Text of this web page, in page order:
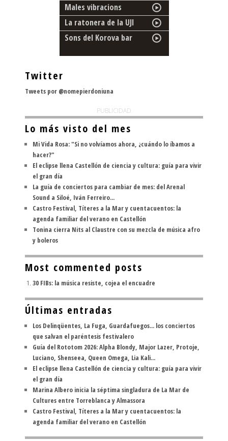
Males vibracions
La ratonera de la UJI
Sons del Korova bar
Twitter
Tweets por @nomepierdoniuna
PUBLICIDAD
Lo más visto del mes
Mi Vida Rosa: "Si no volvíamos ahora, ¿cuándo lo íbamos a
hacer?"
El eclipse llena Castellón de ciencia y cultura: guía para vivir
el gran día
La guía de conciertos para cambiar de mes: del Arenal
Sound a Siloé, Iván Ferreiro...
Castro Festival, Títeres a la Mar y cuentacuentos: la
agenda familiar del verano en Castellón
Tonina cierra Nits al Claustre con su mezcla de música afro
y boleros
Most commented posts
30 FIBs: la música resiste, cojea el encuadre
Últimas entradas
Los Delinqüentes, La Fuga, Guardafuegos... los conciertos
que salvan el paréntesis festivalero
Guía del Rototom 2026: Alpha Blondy, Major Lazer, Protoje,
Luciano, Shenseea, Queen Omega, Lia Kali...
El eclipse llena Castellón de ciencia y cultura: guía para vivir
el gran día
Marina Albero inicia la séptima singladura de La Mar de
Cultures entre Torreblanca y Almassora
Castro Festival, Títeres a la Mar y cuentacuentos: la
agenda familiar del verano en Castellón